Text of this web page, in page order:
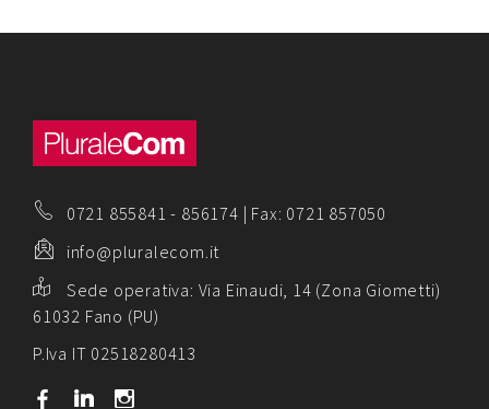
0721 855841 - 856174 | Fax: 0721 857050
info@pluralecom.it
Sede operativa: Via Einaudi, 14 (Zona Giometti)
61032 Fano (PU)
P.Iva IT 02518280413
b j x